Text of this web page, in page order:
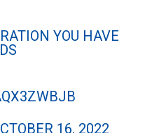
YOU HAVE
16, 2022